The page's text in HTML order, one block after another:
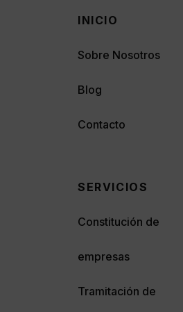
INICIO
Sobre Nosotros
Blog
Contacto
SERVICIOS
Constitución de
empresas
Tramitación de